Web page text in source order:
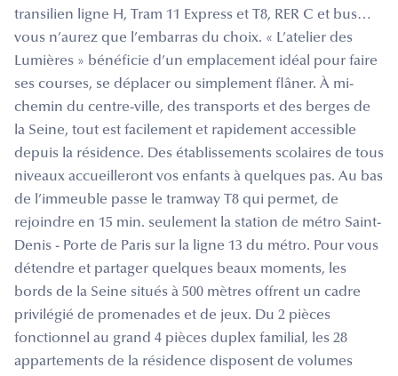
transilien ligne H, Tram 11 Express et T8, RER C et bus…
vous n’aurez que l’embarras du choix. « L’atelier des
Lumières » bénéficie d’un emplacement idéal pour faire
ses courses, se déplacer ou simplement flâner. À mi-
chemin du centre-ville, des transports et des berges de
la Seine, tout est facilement et rapidement accessible
depuis la résidence. Des établissements scolaires de tous
niveaux accueilleront vos enfants à quelques pas. Au bas
de l’immeuble passe le tramway T8 qui permet, de
rejoindre en 15 min. seulement la station de métro Saint-
Denis - Porte de Paris sur la ligne 13 du métro. Pour vous
détendre et partager quelques beaux moments, les
bords de la Seine situés à 500 mètres offrent un cadre
privilégié de promenades et de jeux. Du 2 pièces
fonctionnel au grand 4 pièces duplex familial, les 28
appartements de la résidence disposent de volumes